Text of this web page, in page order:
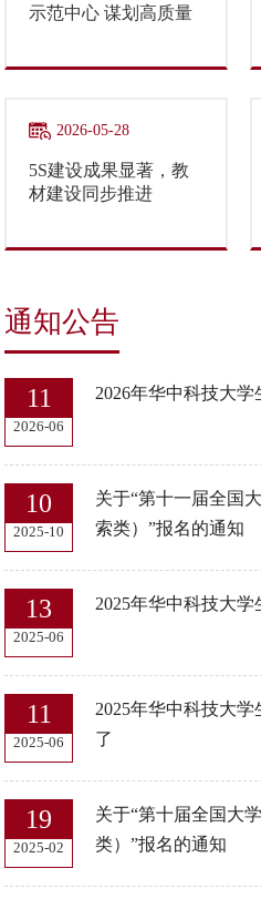
示范中心 谋划高质量
2026-05-28
5S建设成果显著，教
材建设同步推进
通知公告
11
2026-06
2026年华中科技大
10
2025-10
关于“第十一届全国
索类）”报名的通知
13
2025-06
2025年华中科技大
11
2025-06
2025年华中科技大
了
19
2025-02
关于“第十届全国大
类）”报名的通知